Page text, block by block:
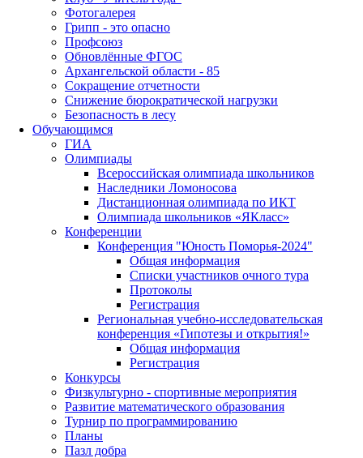
Фотогалерея
Грипп - это опасно
Профсоюз
Обновлённые ФГОС
Архангельской области - 85
Сокращение отчетности
Снижение бюрократической нагрузки
Безопасность в лесу
Обучающимся
ГИА
Олимпиады
Всероссийская олимпиада школьников
Наследники Ломоносова
Дистанционная олимпиада по ИКТ
Олимпиада школьников «ЯКласс»
Конференции
Конференция "Юность Поморья-2024"
Общая информация
Списки участников очного тура
Протоколы
Регистрация
Региональная учебно-исследовательская
конференция «Гипотезы и открытия!»
Общая информация
Регистрация
Конкурсы
Физкультурно - спортивные мероприятия
Развитие математического образования
Турнир по программированию
Планы
Пазл добра